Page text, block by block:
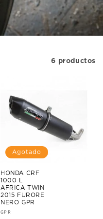
6 productos
Agotado
HONDA CRF
1000 L
AFRICA TWIN
2015 FURORE
NERO GPR
Proveedor:
GPR